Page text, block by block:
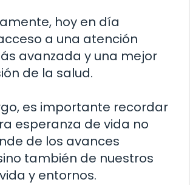
hoy en día
a una atención
avanzada y una mejor
de la salud.
es importante recordar
esperanza de vida no
de los avances
también de nuestros
y entornos.